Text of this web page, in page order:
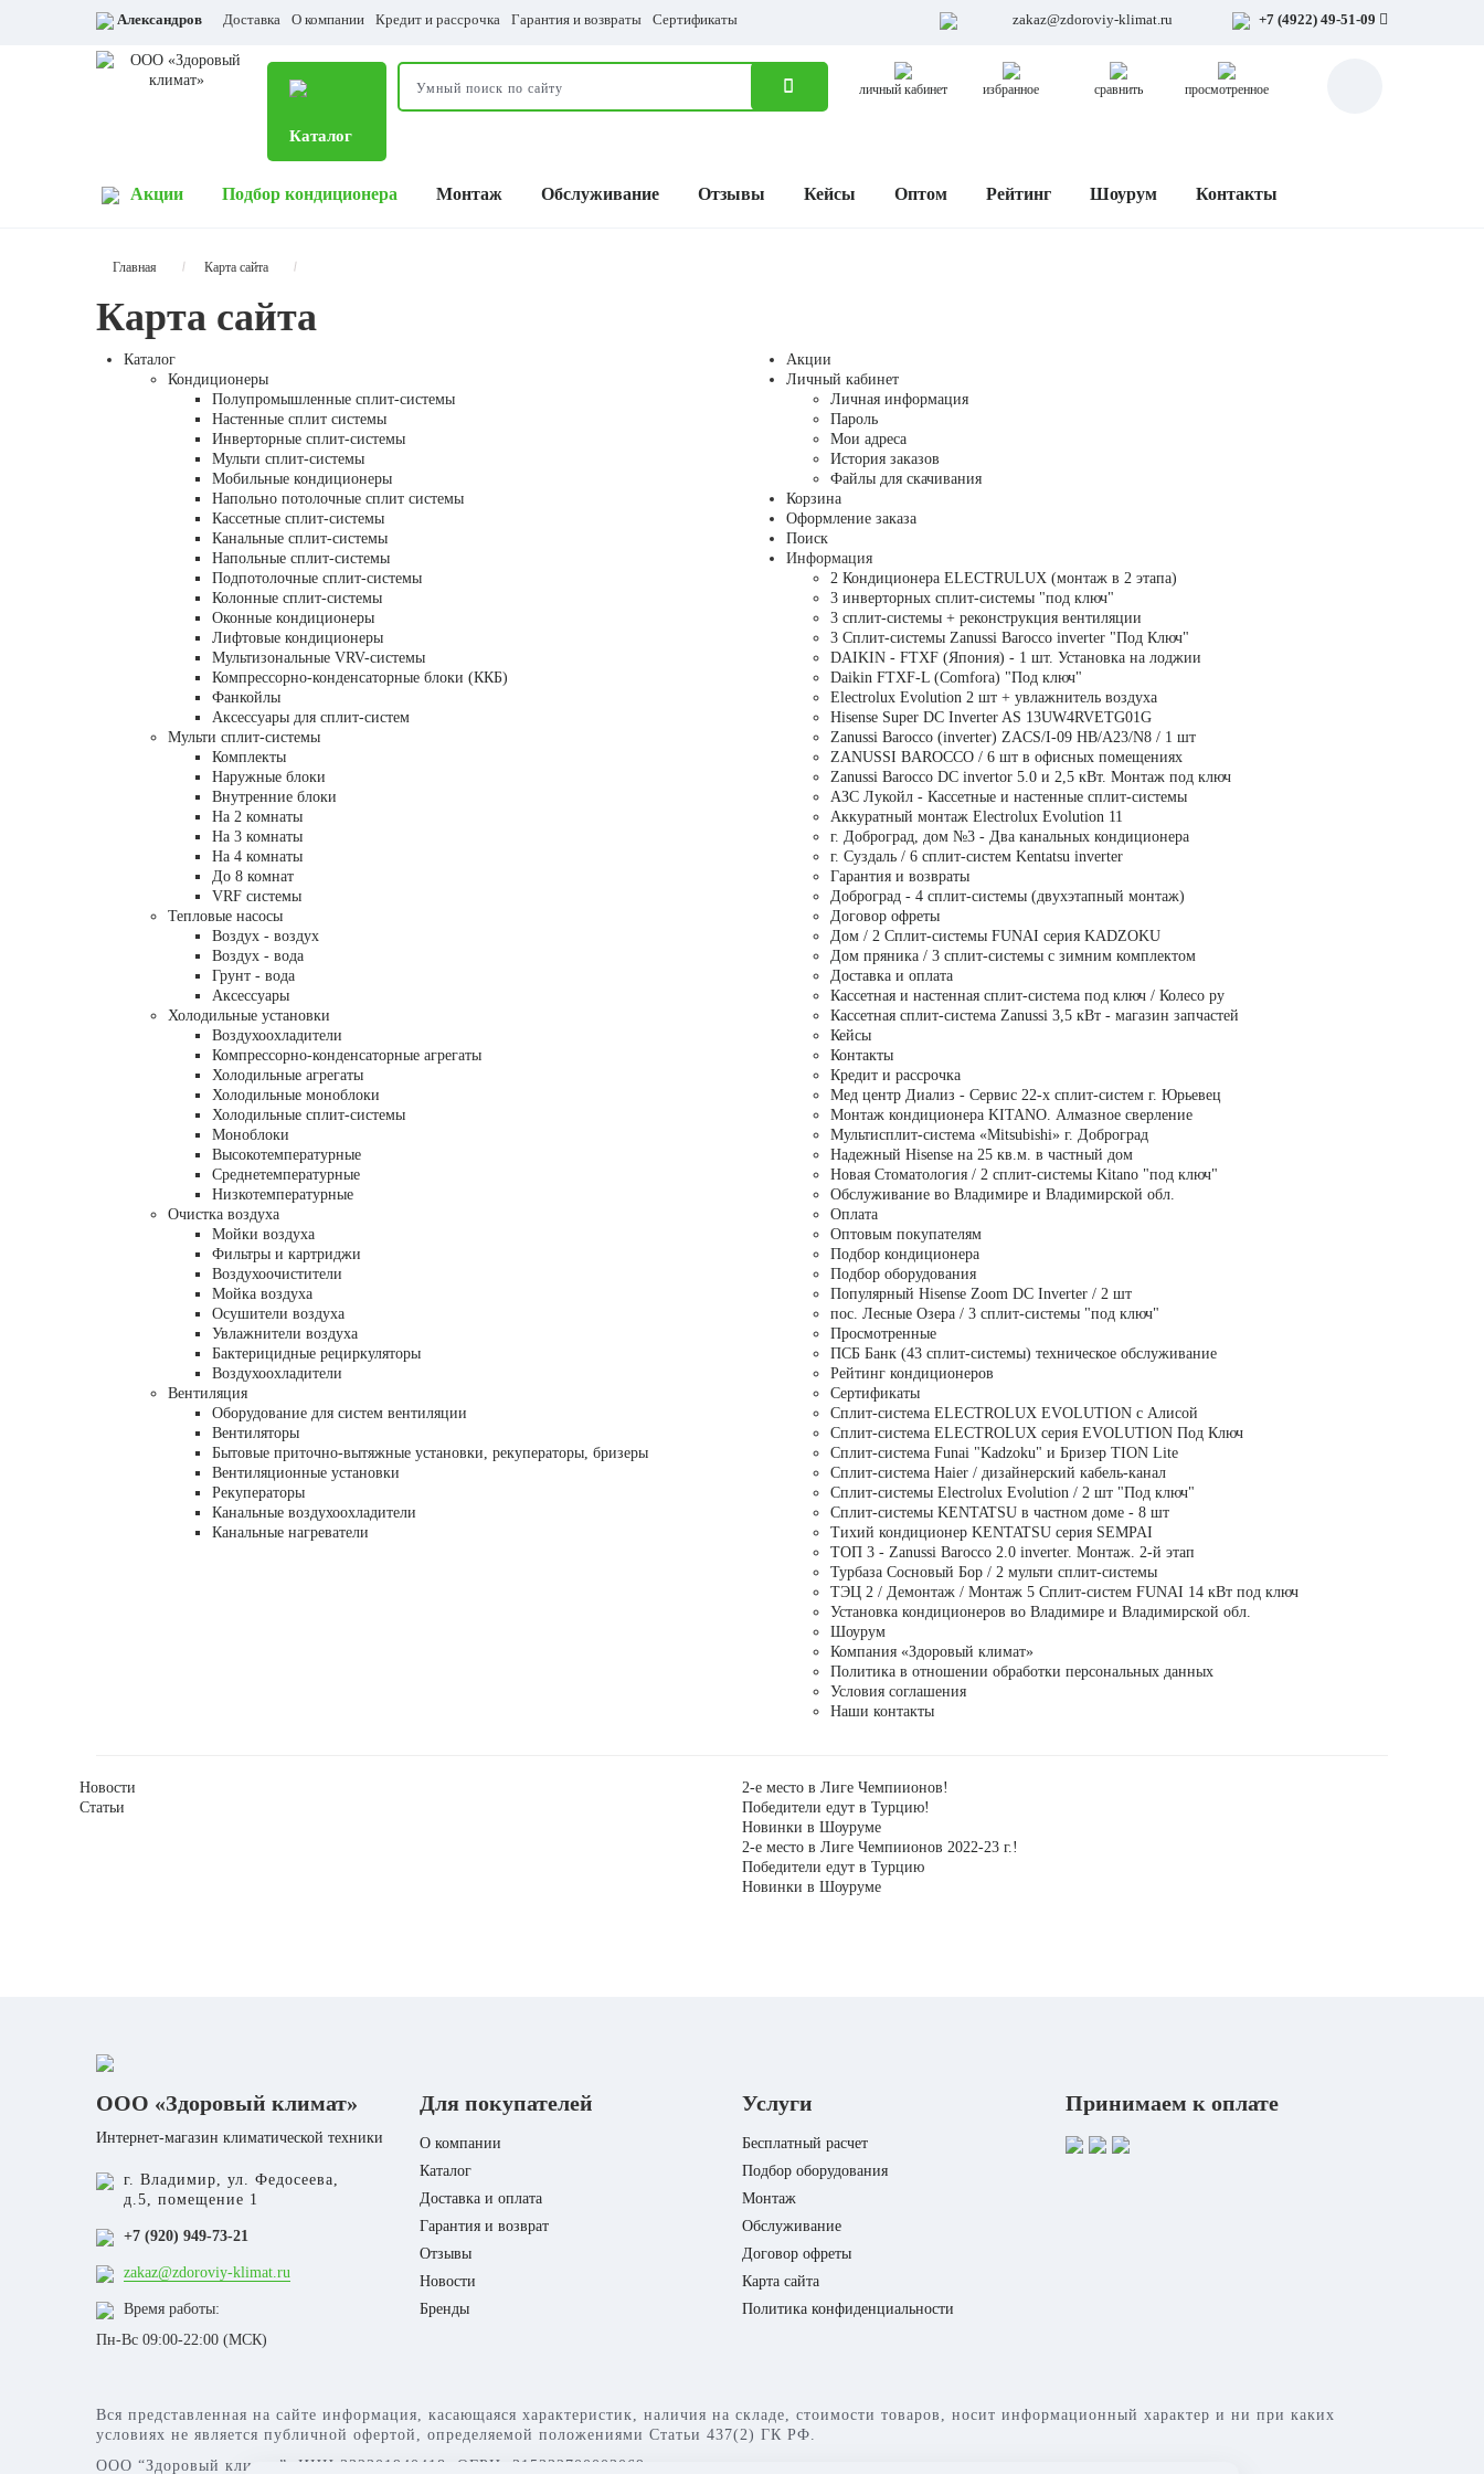
Александров Доставка О компании Кредит и рассрочка Гарантия и возвраты Сертификаты zakaz@zdoroviy-klimat.ru +7 (4922) 49-51-09
Каталог
личный кабинет избранное сравнить просмотренное
Акции Подбор кондиционера Монтаж Обслуживание Отзывы Кейсы Оптом Рейтинг Шоурум Контакты
Главная Карта сайта
Карта сайта
Каталог
Кондиционеры
Полупромышленные сплит-системы
Настенные сплит системы
Инверторные сплит-системы
Мульти сплит-системы
Мобильные кондиционеры
Напольно потолочные сплит системы
Кассетные сплит-системы
Канальные сплит-системы
Напольные сплит-системы
Подпотолочные сплит-системы
Колонные сплит-системы
Оконные кондиционеры
Лифтовые кондиционеры
Мультизональные VRV-системы
Компрессорно-конденсаторные блоки (ККБ)
Фанкойлы
Аксессуары для сплит-систем
Мульти сплит-системы
Комплекты
Наружные блоки
Внутренние блоки
На 2 комнаты
На 3 комнаты
На 4 комнаты
До 8 комнат
VRF системы
Тепловые насосы
Воздух - воздух
Воздух - вода
Грунт - вода
Аксессуары
Холодильные установки
Воздухоохладители
Компрессорно-конденсаторные агрегаты
Холодильные агрегаты
Холодильные моноблоки
Холодильные сплит-системы
Моноблоки
Высокотемпературные
Среднетемпературные
Низкотемпературные
Очистка воздуха
Мойки воздуха
Фильтры и картриджи
Воздухоочистители
Мойка воздуха
Осушители воздуха
Увлажнители воздуха
Бактерицидные рециркуляторы
Воздухоохладители
Вентиляция
Оборудование для систем вентиляции
Вентиляторы
Бытовые приточно-вытяжные установки, рекуператоры, бризеры
Вентиляционные установки
Рекуператоры
Канальные воздухоохладители
Канальные нагреватели
Акции
Личный кабинет
Личная информация
Пароль
Мои адреса
История заказов
Файлы для скачивания
Корзина
Оформление заказа
Поиск
Информация
2 Кондиционера ELECTRULUX (монтаж в 2 этапа)
3 инверторных сплит-системы "под ключ"
3 сплит-системы + реконструкция вентиляции
3 Сплит-системы Zanussi Barocco inverter "Под Ключ"
DAIKIN - FTXF (Япония) - 1 шт. Установка на лоджии
Daikin FTXF-L (Comfora) "Под ключ"
Electrolux Evolution 2 шт + увлажнитель воздуха
Hisense Super DC Inverter AS 13UW4RVETG01G
Zanussi Barocco (inverter) ZACS/I-09 HB/A23/N8 / 1 шт
ZANUSSI BAROCCO / 6 шт в офисных помещениях
Zanussi Barocco DC invertor 5.0 и 2,5 кВт. Монтаж под ключ
АЗС Лукойл - Кассетные и настенные сплит-системы
Аккуратный монтаж Electrolux Evolution 11
г. Доброград, дом №3 - Два канальных кондиционера
г. Суздаль / 6 сплит-систем Kentatsu inverter
Гарантия и возвраты
Доброград - 4 сплит-системы (двухэтапный монтаж)
Договор офреты
Дом / 2 Сплит-системы FUNAI серия KADZOKU
Дом пряника / 3 сплит-системы с зимним комплектом
Доставка и оплата
Кассетная и настенная сплит-система под ключ / Колесо ру
Кассетная сплит-система Zanussi 3,5 кВт - магазин запчастей
Кейсы
Контакты
Кредит и рассрочка
Мед центр Диализ - Сервис 22-х сплит-систем г. Юрьевец
Монтаж кондиционера KITANO. Алмазное сверление
Мультисплит-система «Mitsubishi» г. Доброград
Надежный Hisense на 25 кв.м. в частный дом
Новая Стоматология / 2 сплит-системы Kitano "под ключ"
Обслуживание во Владимире и Владимирской обл.
Оплата
Оптовым покупателям
Подбор кондиционера
Подбор оборудования
Популярный Hisense Zoom DC Inverter / 2 шт
пос. Лесные Озера / 3 сплит-системы "под ключ"
Просмотренные
ПСБ Банк (43 сплит-системы) техническое обслуживание
Рейтинг кондиционеров
Сертификаты
Сплит-система ELECTROLUX EVOLUTION с Алисой
Сплит-система ELECTROLUX серия EVOLUTION Под Ключ
Сплит-система Funai "Kadzoku" и Бризер TION Lite
Сплит-система Haier / дизайнерский кабель-канал
Сплит-системы Electrolux Evolution / 2 шт "Под ключ"
Сплит-системы KENTATSU в частном доме - 8 шт
Тихий кондиционер KENTATSU серия SEMPAI
ТОП 3 - Zanussi Barocco 2.0 inverter. Монтаж. 2-й этап
Турбаза Сосновый Бор / 2 мульти сплит-системы
ТЭЦ 2 / Демонтаж / Монтаж 5 Сплит-систем FUNAI 14 кВт под ключ
Установка кондиционеров во Владимире и Владимирской обл.
Шоурум
Компания «Здоровый климат»
Политика в отношении обработки персональных данных
Условия соглашения
Наши контакты
Новости
Статьи
2-е место в Лиге Чемпиионов!
Победители едут в Турцию!
Новинки в Шоуруме
2-е место в Лиге Чемпиионов 2022-23 г.!
Победители едут в Турцию
Новинки в Шоуруме
ООО «Здоровый климат»
Интернет-магазин климатической техники
г. Владимир, ул. Федосеева,
д.5, помещение 1
+7 (920) 949-73-21
zakaz@zdoroviy-klimat.ru
Время работы:
Пн-Вс 09:00-22:00 (МСК)
Для покупателей
О компании
Каталог
Доставка и оплата
Гарантия и возврат
Отзывы
Новости
Бренды
Услуги
Бесплатный расчет
Подбор оборудования
Монтаж
Обслуживание
Договор офреты
Карта сайта
Политика конфиденциальности
Принимаем к оплате
Вся представленная на сайте информация, касающаяся характеристик, наличия на складе, стоимости товаров, носит информационный характер и ни при каких
условиях не является публичной офертой, определяемой положениями Статьи 437(2) ГК РФ.
ООО “Здоровый климат”, ИНН 332301940418, ОГРН: 315332700003069